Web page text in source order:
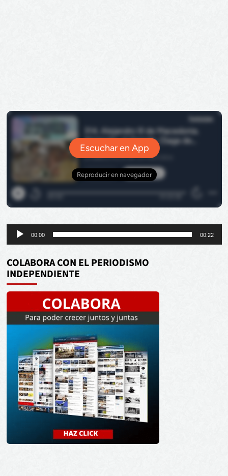
Reproductor
de
audio
00:00 00:22
COLABORA CON EL PERIODISMO
INDEPENDIENTE